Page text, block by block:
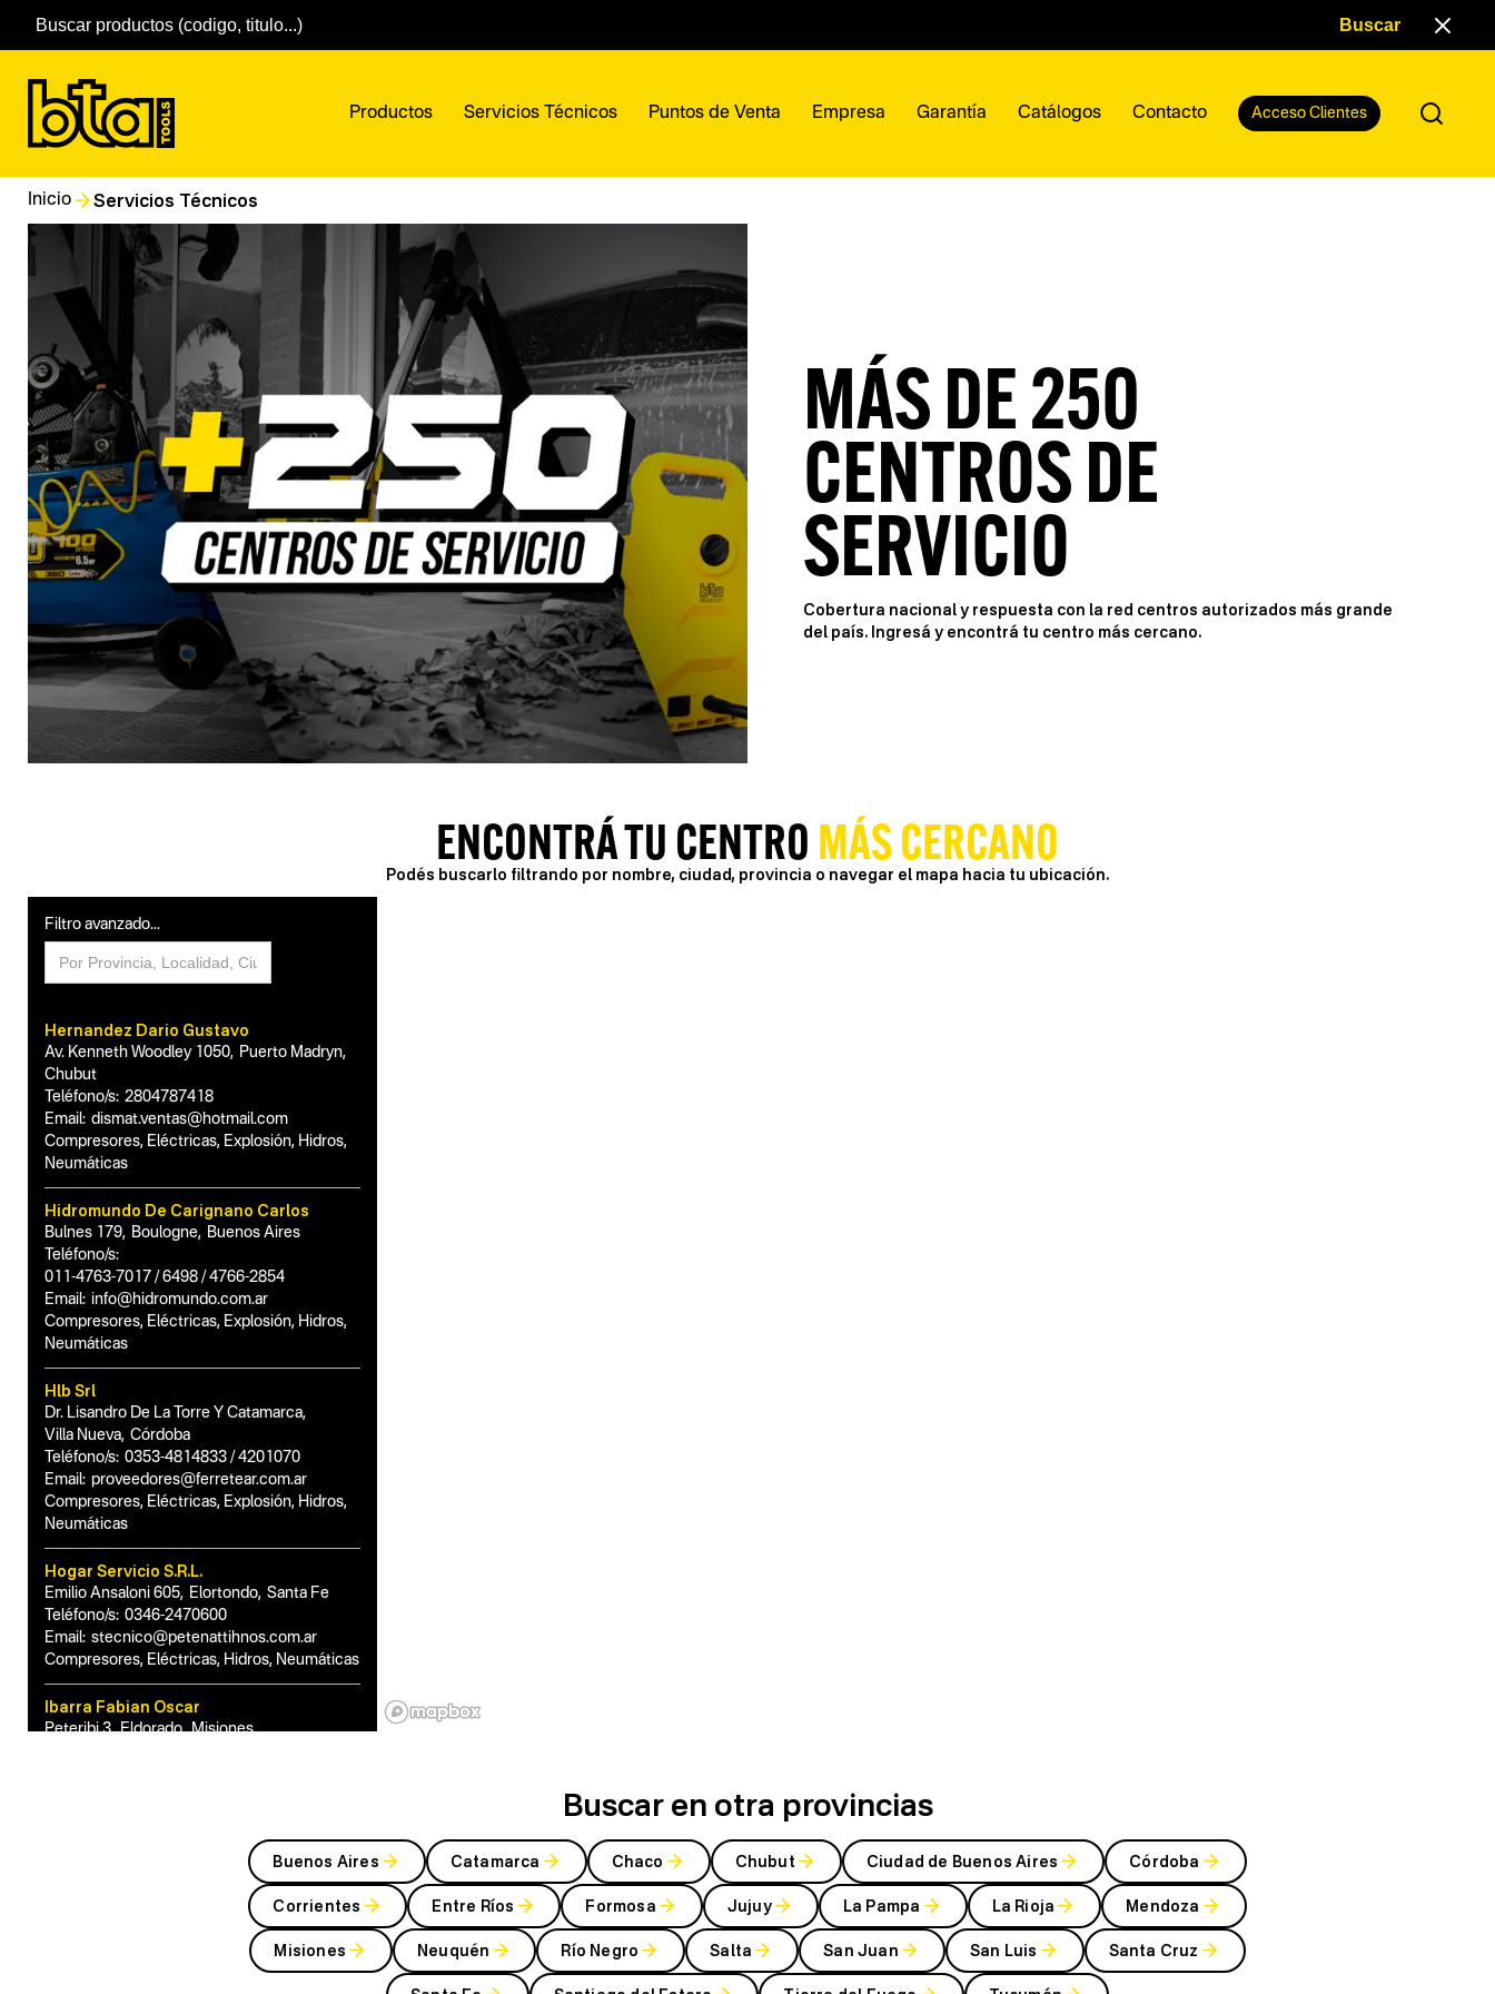
Productos Servicios Técnicos Puntos de Venta Empresa Garantía Catálogos Contacto Acceso Clientes
Inicio Servicios Técnicos
MÁS DE 250
CENTROS DE
SERVICIO
Cobertura nacional y respuesta con la red centros autorizados más grande
del país. Ingresá y encontrá tu centro más cercano.
ENCONTRÁ TU CENTRO MÁS CERCANO
Podés buscarlo filtrando por nombre, ciudad, provincia o navegar el mapa hacia tu ubicación.
Filtro avanzado...
Hernandez Dario Gustavo
Av. Kenneth Woodley 1050, Puerto Madryn,
Chubut
Teléfono/s: 2804787418
Email: dismat.ventas@hotmail.com
Compresores, Eléctricas, Explosión, Hidros,
Neumáticas
Hidromundo De Carignano Carlos
Bulnes 179, Boulogne, Buenos Aires
Teléfono/s:
011-4763-7017 / 6498 / 4766-2854
Email: info@hidromundo.com.ar
Compresores, Eléctricas, Explosión, Hidros,
Neumáticas
Hlb Srl
Dr. Lisandro De La Torre Y Catamarca,
Villa Nueva, Córdoba
Teléfono/s: 0353-4814833 / 4201070
Email: proveedores@ferretear.com.ar
Compresores, Eléctricas, Explosión, Hidros,
Neumáticas
Hogar Servicio S.R.L.
Emilio Ansaloni 605, Elortondo, Santa Fe
Teléfono/s: 0346-2470600
Email: stecnico@petenattihnos.com.ar
Compresores, Eléctricas, Hidros, Neumáticas
Ibarra Fabian Oscar
Peteribi 3, Eldorado, Misiones
IBARROLA HORACIO EMANUEL
Comodoro Rivadavia,
emanuelibarrola77@gmail.com
Compresores, Eléctricas, Hidros, Neumáticas
Buscar en otra provincias
Buenos Aires Catamarca Chaco Chubut Ciudad de Buenos Aires Córdoba
Corrientes Entre Ríos Formosa Jujuy La Pampa La Rioja Mendoza
Misiones Neuquén Río Negro Salta San Juan San Luis Santa Cruz